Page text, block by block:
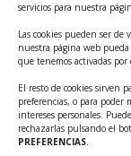
servicios para nuestra
Las cookies pueden ser de
nuestra página web
que tenemos activadas por
El resto de cookies sirven
preferencias, o para
intereses personales.
rechazarlas pulsando el
PREFERENCIAS.
Convocatoria
para la
Competitividad
Cheque
contratación